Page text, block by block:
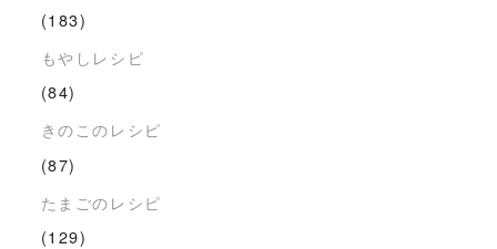
(183)
もやしレシピ
(84)
きのこのレシピ
(87)
たまごのレシピ
(129)